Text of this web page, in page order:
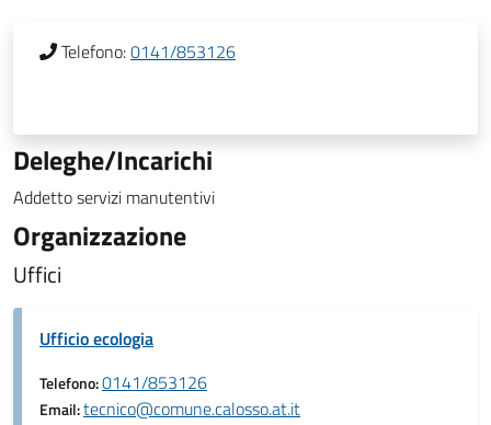
Telefono:0141/853126
Deleghe/Incarichi
Addetto servizi manutentivi
Organizzazione
Uffici
Ufficio ecologia
Telefono:0141/853126
Email:tecnico@comune.calosso.at.it